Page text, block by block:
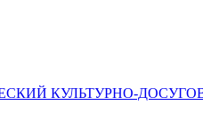
КУЛЬТУРНО-